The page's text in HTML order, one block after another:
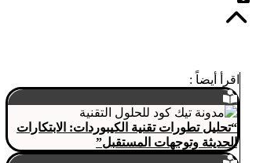
اقرأ أيضاً :
“تحليل تطورات تقنية الكيبوردات: الابتكارات
الحديثة وتوجهات المستقبل”